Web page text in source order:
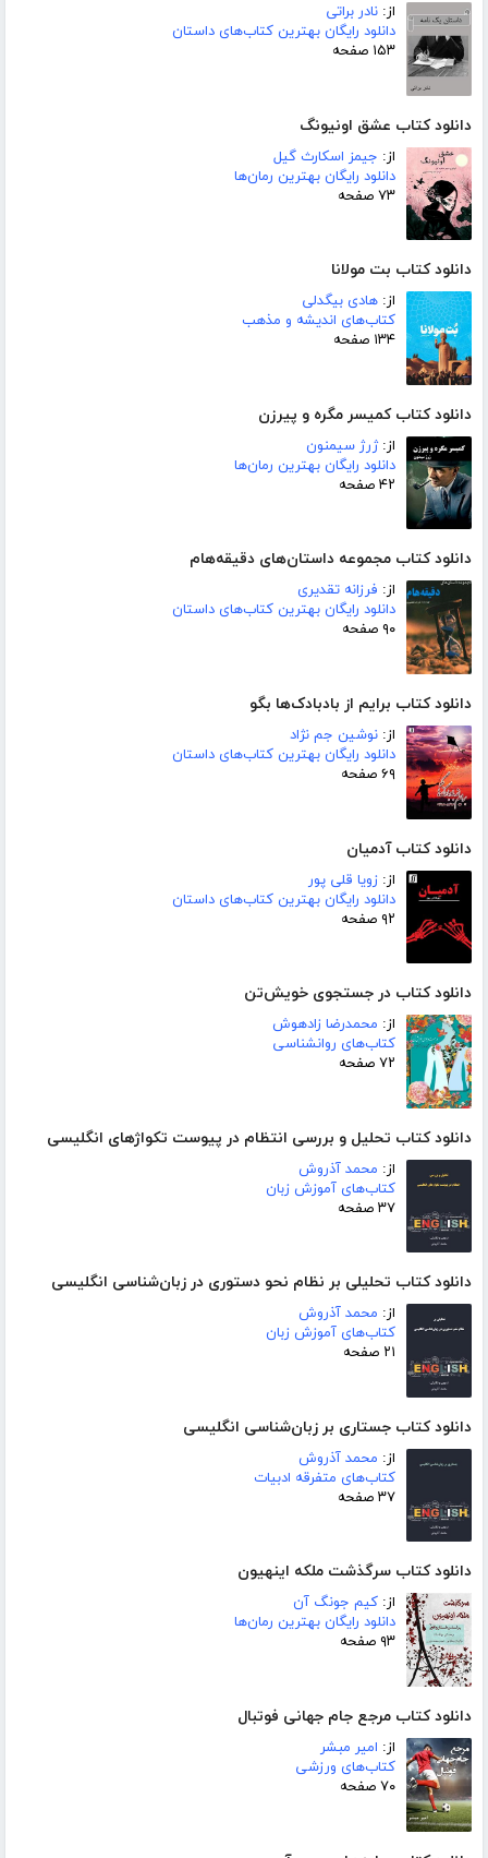
از: نادر براتی
دانلود رایگان بهترین کتاب‌های داستان
۱۵۳ صفحه
دانلود کتاب عشق اونیونگ
از: جیمز اسکارث گیل
دانلود رایگان بهترین رمان‌ها
۷۳ صفحه
دانلود کتاب بت مولانا
از: هادی بیگدلی
کتاب‌های اندیشه و مذهب
۱۳۴ صفحه
دانلود کتاب کمیسر مگره و پیرزن
از:ژرژ سیمنون
دانلود رایگان بهترین رمان‌ها
۴۲ صفحه
دانلود کتاب مجموعه داستان‌های دقیقه‌هام
از: فرزانه تقدیری
دانلود رایگان بهترین کتاب‌های داستان
۹۰ صفحه
دانلود کتاب برایم از بادبادک‌ها بگو
از: نوشین جم نژاد
دانلود رایگان بهترین کتاب‌های داستان
۶۹ صفحه
دانلود کتاب آدمیان
از: زویا قلی پور
دانلود رایگان بهترین کتاب‌های داستان
۹۲ صفحه
دانلود کتاب در جستجوی خویش‌تن
از: محمدرضا زادهوش
کتاب‌های روانشناسی
۷۲ صفحه
دانلود کتاب تحلیل و بررسی انتظام در پیوست تکواژهای انگلیسی
از: محمد آذروش
کتاب‌های آموزش زبان
۳۷ صفحه
دانلود کتاب تحلیلی بر نظام نحو دستوری در زبان‌شناسی انگلیسی
از: محمد آذروش
کتاب‌های آموزش زبان
۲۱ صفحه
دانلود کتاب جستاری بر زبان‌شناسی انگلیسی
از: محمد آذروش
کتاب‌های متفرقه ادبیات
۳۷ صفحه
دانلود کتاب سرگذشت ملکه اینهیون
از: کیم جونگ آن
دانلود رایگان بهترین رمان‌ها
۹۳ صفحه
دانلود کتاب مرجع جام جهانی فوتبال
از: امیر مبشر
کتاب‌های ورزشی
۷۰ صفحه